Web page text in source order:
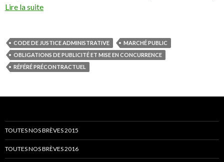
Lire la suite
CODE DE JUSTICE ADMINISTRATIVE
MARCHÉ PUBLIC
OBLIGATIONS DE PUBLICITÉ ET MISE EN CONCURRENCE
RÉFÉRÉ PRÉCONTRACTUEL
TOUTES NOS BRÈVES 2015
TOUTES NOS BRÈVES 2016